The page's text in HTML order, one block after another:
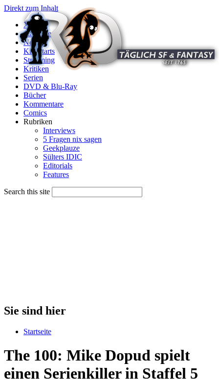
Direkt zum Inhalt
X
Startseite
News
Kinostarts
Streaming
Kritiken
Serien
DVD & Blu-Ray
Bücher
Kommentare
Comics
Rubriken
Interviews
5 Fragen nix sagen
Geekplauze
Sülters IDIC
Editorials
Features
Search this site
Sie sind hier
Startseite
The 100: Mike Dopud spielt
einen Serienkiller in Staffel 5